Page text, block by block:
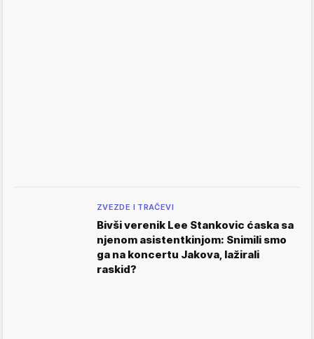
ZVEZDE I TRAČEVI
Bivši verenik Lee Stankovic ćaska sa
njenom asistentkinjom: Snimili smo
ga na koncertu Jakova, lažirali
raskid?